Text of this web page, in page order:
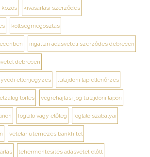
közös kivásárlási szerződés
költségmegosztás
ingatlan adásvételi szerződés debrecen
debrecen
ellenjegyzés tulajdoni lap ellenőrzés
törlés végrehajtási jog tulajdoni lapon
foglaló vagy előleg foglaló szabályai
vételár ütemezés bankhitel
tehermentesítés adásvétel előtt